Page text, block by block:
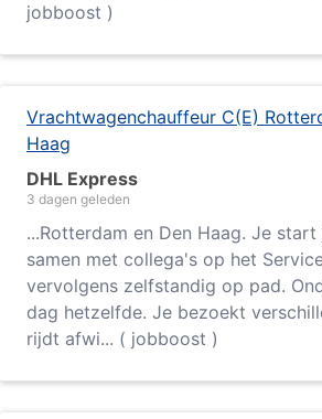
jobboost )
Vrachtwagenchauffeur C(E)
Haag
DHL Express
3 dagen geleden
...Rotterdam en Den Haag. Je
samen met collega's op het
vervolgens zelfstandig op pad.
dag hetzelfde. Je bezoekt
rijdt afwi... ( jobboost )